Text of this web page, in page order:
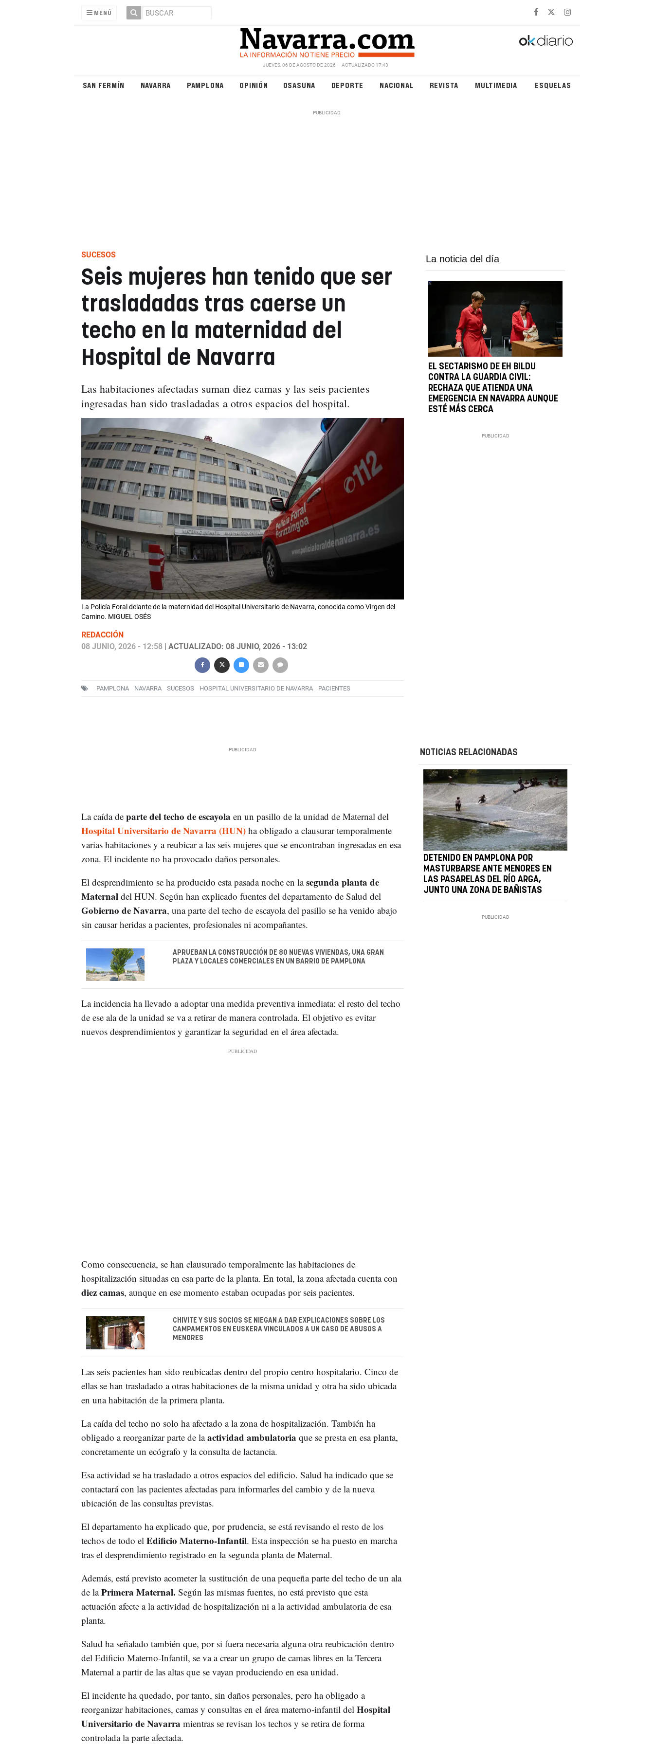
MENÚ
JUEVES, 06 DE AGOSTO DE 2026 ACTUALIZADO 17:43
SAN FERMÍN NAVARRA PAMPLONA OPINIÓN OSASUNA DEPORTE NACIONAL REVISTA MULTIMEDIA ESQUELAS
SUCESOS
Seis mujeres han tenido que ser
trasladadas tras caerse un
techo en la maternidad del
Hospital de Navarra
Las habitaciones afectadas suman diez camas y las seis pacientes
ingresadas han sido trasladadas a otros espacios del hospital.
La Policía Foral delante de la maternidad del Hospital Universitario de Navarra, conocida como Virgen del
Camino. MIGUEL OSÉS
REDACCIÓN
08 JUNIO, 2026 - 12:58| ACTUALIZADO: 08 JUNIO, 2026 - 13:02
PAMPLONA NAVARRA SUCESOS HOSPITAL UNIVERSITARIO DE NAVARRA PACIENTES
La noticia del día
EL SECTARISMO DE EH BILDU
CONTRA LA GUARDIA CIVIL:
RECHAZA QUE ATIENDA UNA
EMERGENCIA EN NAVARRA AUNQUE
ESTÉ MÁS CERCA
La caída de parte del techo de escayola en un pasillo de la unidad de Maternal del
Hospital Universitario de Navarra (HUN)ha obligado a clausurar temporalmente
varias habitaciones y a reubicar a las seis mujeres que se encontraban ingresadas en esa
zona. El incidente no ha provocado daños personales.
El desprendimiento se ha producido esta pasada noche en lasegunda planta de
Maternal del HUN. Según han explicado fuentes del departamento de Salud del
Gobierno de Navarra, una parte del techo de escayola del pasillo se ha venido abajo
sin causar heridas a pacientes, profesionales ni acompañantes.
APRUEBAN LA CONSTRUCCIÓN DE 80 NUEVAS VIVIENDAS, UNA GRAN
PLAZA Y LOCALES COMERCIALES EN UN BARRIO DE PAMPLONA
La incidencia ha llevado a adoptar una medida preventiva inmediata: el resto del techo
de ese ala de la unidad se va a retirar de manera controlada. El objetivo es evitar
nuevos desprendimientos y garantizar la seguridad en el área afectada.
Como consecuencia, se han clausurado temporalmente las habitaciones de
hospitalización situadas en esa parte de la planta. En total, la zona afectada cuenta con
diez camas, aunque en ese momento estaban ocupadas por seis pacientes.
CHIVITE Y SUS SOCIOS SE NIEGAN A DAR EXPLICACIONES SOBRE LOS
CAMPAMENTOS EN EUSKERA VINCULADOS A UN CASO DE ABUSOS A
MENORES
Las seis pacientes han sido reubicadas dentro del propio centro hospitalario. Cinco de
ellas se han trasladado a otras habitaciones de la misma unidad y otra ha sido ubicada
en una habitación de la primera planta.
La caída del techo no solo ha afectado a la zona de hospitalización. También ha
obligado a reorganizar parte de laactividad ambulatoria que se presta en esa planta,
concretamente un ecógrafo y la consulta de lactancia.
Esa actividad se ha trasladado a otros espacios del edificio. Salud ha indicado que se
contactará con las pacientes afectadas para informarles del cambio y de la nueva
ubicación de las consultas previstas.
El departamento ha explicado que, por prudencia, se está revisando el resto de los
techos de todo el Edificio Materno-Infantil. Esta inspección se ha puesto en marcha
tras el desprendimiento registrado en la segunda planta de Maternal.
Además, está previsto acometer la sustitución de una pequeña parte del techo de un ala
de laPrimera Maternal. Según las mismas fuentes, no está previsto que esta
actuación afecte a la actividad de hospitalización ni a la actividad ambulatoria de esa
planta.
Salud ha señalado también que, por si fuera necesaria alguna otra reubicación dentro
del Edificio Materno-Infantil, se va a crear un grupo de camas libres en la Tercera
Maternal a partir de las altas que se vayan produciendo en esa unidad.
El incidente ha quedado, por tanto, sin daños personales, pero ha obligado a
reorganizar habitaciones, camas y consultas en el área materno-infantil del Hospital
Universitario de Navarra mientras se revisan los techos y se retira de forma
controlada la parte afectada.
NOTICIAS RELACIONADAS
DETENIDO EN PAMPLONA POR
MASTURBARSE ANTE MENORES EN
LAS PASARELAS DEL RÍO ARGA,
JUNTO UNA ZONA DE BAÑISTAS